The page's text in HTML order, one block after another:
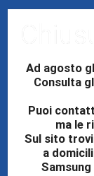
Oltre
Ad agosto
Consulta
Puoi
ma le
Sul sito
a